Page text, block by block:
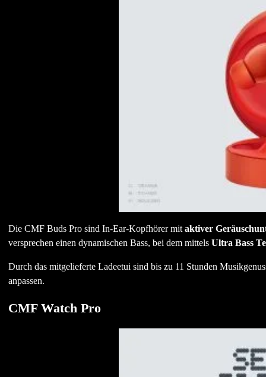
Die CMF Buds Pro sind In-Ear-Kopfhörer mit aktiver
versprechen einen dynamischen Bass, bei dem mittels Ultra Bass
Durch das mitgelieferte Ladeetui sind bis zu 11 Stunden
anpassen.
CMF Watch Pro